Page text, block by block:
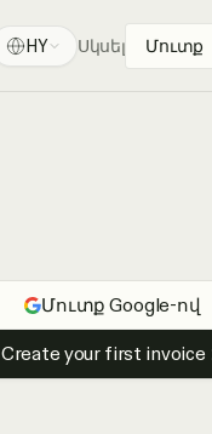
HY Սկսել Մուտք
Մուտք Google-ով
Create your first invoice